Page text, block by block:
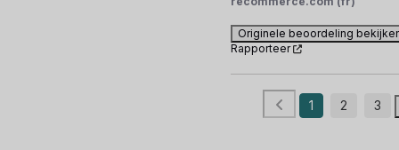
Originele beoordeling
Rapporteer
1 2 3